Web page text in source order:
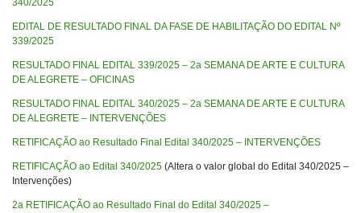
340/2025
EDITAL DE RESULTADO FINAL DA FASE DE HABILITAÇÃO DO EDITAL Nº
339/2025
RESULTADO FINAL EDITAL 339/2025 – 2a SEMANA DE ARTE E CULTURA
DE ALEGRETE – OFICINAS
RESULTADO FINAL EDITAL 340/2025 – 2a SEMANA DE ARTE E CULTURA
DE ALEGRETE – INTERVENÇÕES
RETIFICAÇÃO ao Resultado Final Edital 340/2025 – INTERVENÇÕES
RETIFICAÇÃO ao Edital 340/2025 (Altera o valor global do Edital 340/2025 –
Intervenções)
2a RETIFICAÇÃO ao Resultado Final do Edital 340/2025 –